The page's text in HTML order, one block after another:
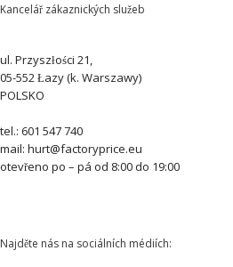
Kancelář zákaznických služeb
ul. Przyszłości 21,
05-552 Łazy (k. Warszawy)
POLSKO
tel.: 601 547 740
mail: hurt@factoryprice.eu
otevřeno po – pá od 8:00 do 19:00
Najděte nás na sociálních médiích: